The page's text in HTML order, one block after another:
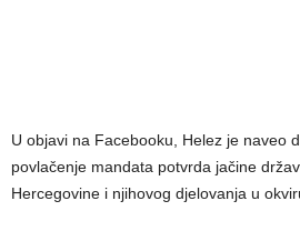
U objavi na Facebooku, Helez je naveo
povlačenje mandata potvrda jačine
Hercegovine i njihovog djelovanja u